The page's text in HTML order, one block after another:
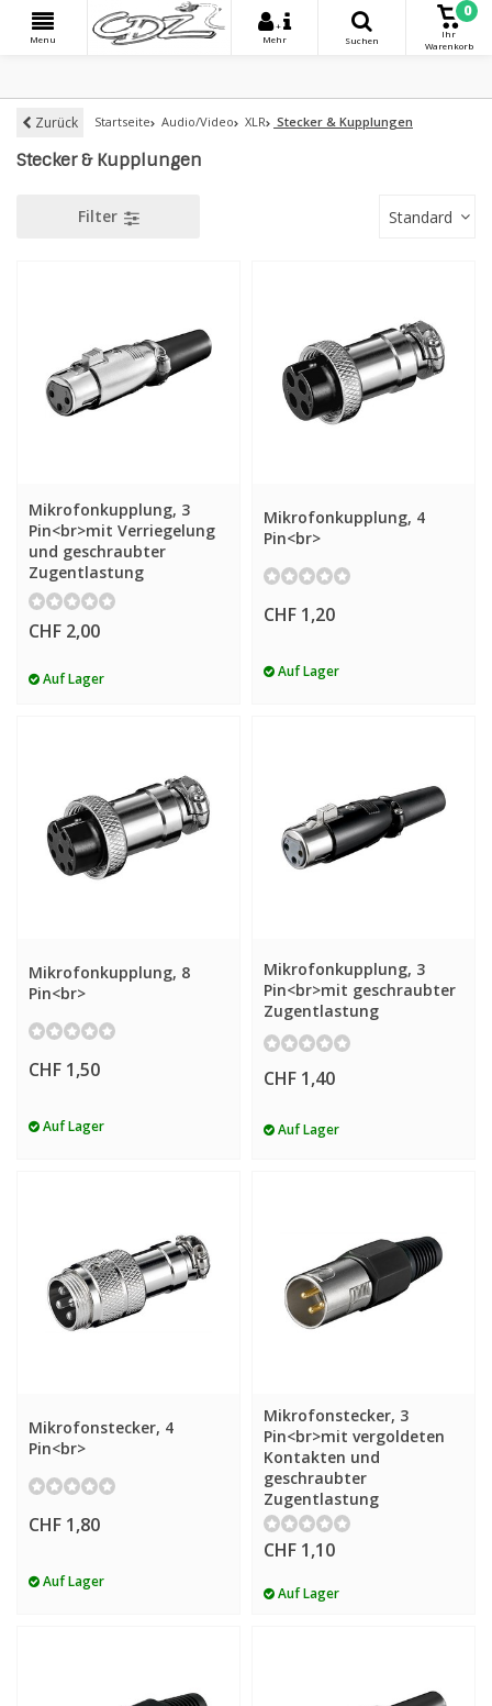
Menu
+
Mehr
Suchen
0
Ihr
Warenkorb
Zurück Startseite Audio/Video XLR Stecker & Kupplungen
Stecker & Kupplungen
Filter Standard
Mikrofonkupplung, 3
Pin<br>mit Verriegelung
und geschraubter
Zugentlastung
CHF 2,00
Auf Lager
Mikrofonkupplung, 4
Pin<br>
CHF 1,20
Auf Lager
Mikrofonkupplung, 8
Pin<br>
CHF 1,50
Auf Lager
Mikrofonkupplung, 3
Pin<br>mit geschraubter
Zugentlastung
CHF 1,40
Auf Lager
Mikrofonstecker, 4
Pin<br>
CHF 1,80
Auf Lager
Mikrofonstecker, 3
Pin<br>mit vergoldeten
Kontakten und
geschraubter
Zugentlastung
CHF 1,10
Auf Lager